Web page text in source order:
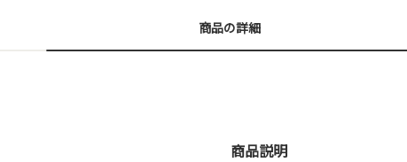
商品の詳細
商品説明